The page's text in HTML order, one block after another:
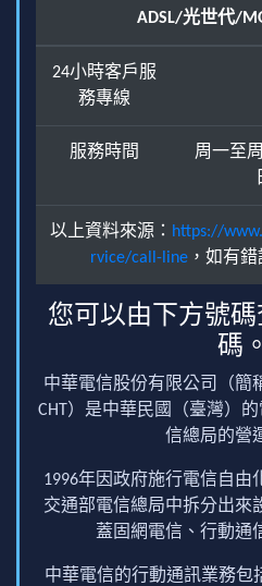
ADSL/光世代/
24小時客戶服
務專線
服務時間
周一至
以上資料來源： https://
rvice/call-line ，如有
您可以由下方號
碼。
中華電信股份有限公司（簡
CHT）是中華民國（臺灣）
信總局的營
1996年因政府施行電信自由
交通部電信總局中拆分出來
蓋固網電信、行動通
中華電信的行動通訊業務包括